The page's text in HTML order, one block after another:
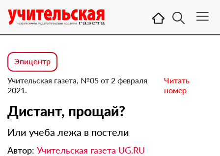
Эпицентр
Учительская газета, №05 от 2 февраля
2021.
Читать
номер
Дистант, прощай?
Или учеба лежа в постели
Автор: Учительская газета UG.RU